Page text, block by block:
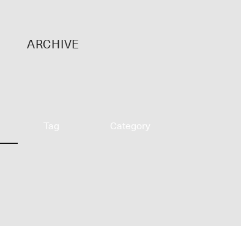
ARCHIVE
Tag Category